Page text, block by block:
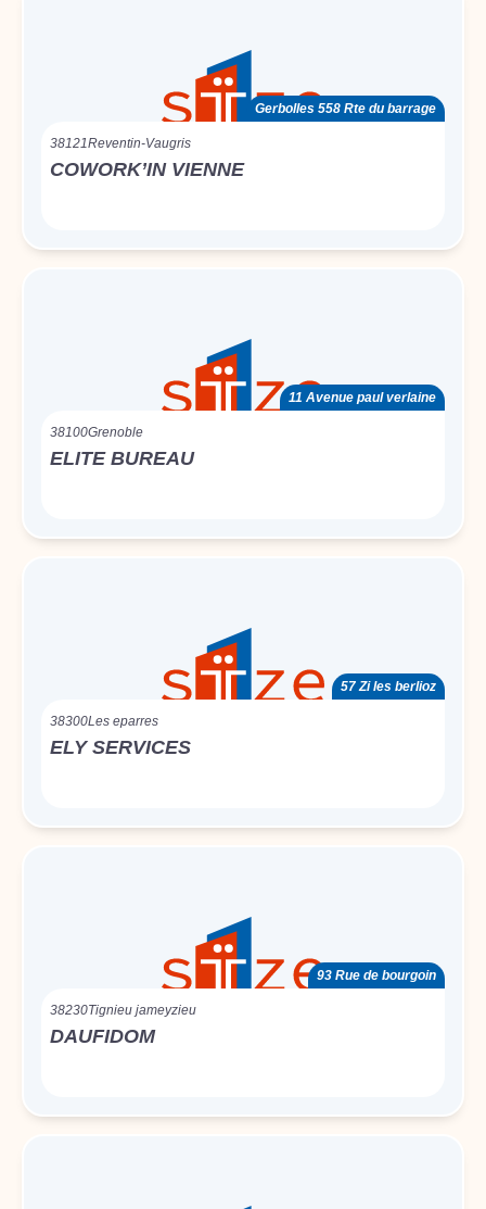
Gerbolles 558 Rte du barrage
38121Reventin-Vaugris
COWORK’IN VIENNE
11 Avenue paul verlaine
38100Grenoble
ELITE BUREAU
57 Zi les berlioz
38300Les eparres
ELY SERVICES
93 Rue de bourgoin
38230Tignieu jameyzieu
DAUFIDOM